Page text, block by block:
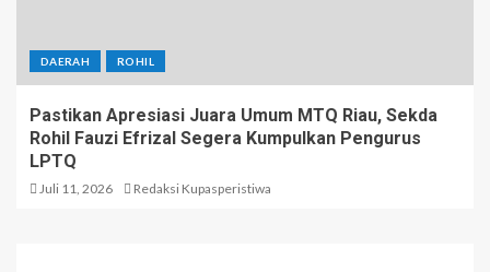
DAERAH ROHIL
Pastikan Apresiasi Juara Umum MTQ Riau, Sekda
Rohil Fauzi Efrizal Segera Kumpulkan Pengurus
LPTQ
Juli 11, 2026 Redaksi Kupasperistiwa